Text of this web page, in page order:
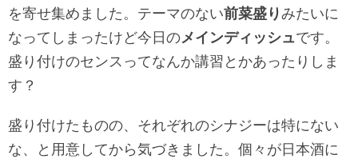
を寄せ集めました。テーマのない前菜盛りみたいに
なってしまったけど今日のメインディッシュです。
盛り付けのセンスってなんか講習とかあったりしま
す？
盛り付けたものの、それぞれのシナジーは特にない
な、と用意してから気づきました。個々が日本酒に